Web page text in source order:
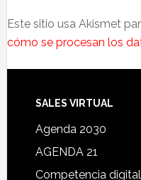
Este sitio usa Akismet
cómo se procesan los
SALES VIRTUAL
Agenda 2030
AGENDA 21
Competencia digital